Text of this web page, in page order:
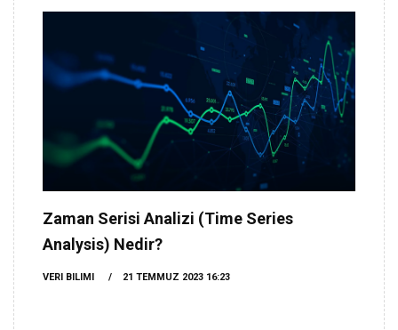
Zaman Serisi Analizi (Time Series
Analysis) Nedir?
VERI BILIMI 21 TEMMUZ 2023 16:23